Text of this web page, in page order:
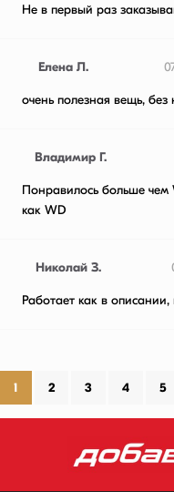
Не в первый раз
Елена Л.
очень полезная вещь,
Владимир Г.
Понравилось больше чем
как WD
Николай З.
Работает как в описании,
1 2 3 4 5